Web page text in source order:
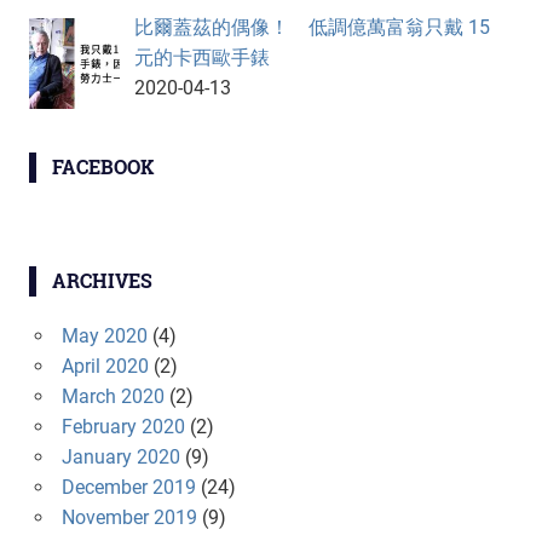
比爾蓋茲的偶像！ 低調億萬富翁只戴 15
元的卡西歐手錶
2020-04-13
FACEBOOK
ARCHIVES
May 2020 (4)
April 2020 (2)
March 2020 (2)
February 2020 (2)
January 2020 (9)
December 2019 (24)
November 2019 (9)